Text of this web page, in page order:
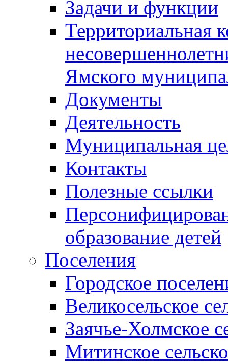
Задачи и функции
Территориальная
Ямского
Документы
Деятельность
Муниципальная
Контакты
Полезные ссылки
образование детей
Поселения
Городское
Великосельское
Заячье-Холмское
Митинское